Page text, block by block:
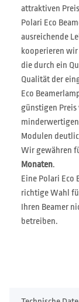
attraktiven
Polari Eco
ausreichende
kooperieren
die durch ein
Qualität der
Eco
günstigen
Modulen
Wir gewähren
Monaten.
Eine Polari Eco
richtige Wahl
Ihren Beamer
betreiben.